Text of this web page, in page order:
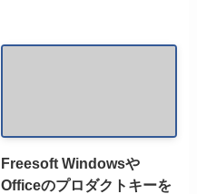
Freesoft Windowsや
Officeのプロダクトキーを